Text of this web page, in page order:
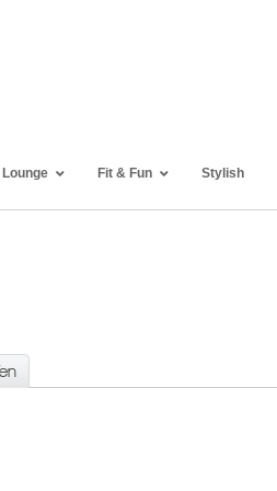
Lounge Fit & Fun Stylish